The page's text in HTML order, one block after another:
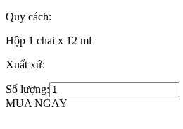
Quy cách:
Hộp 1 chai x 12 ml
Xuất xứ:
Số lượng:
MUA NGAY